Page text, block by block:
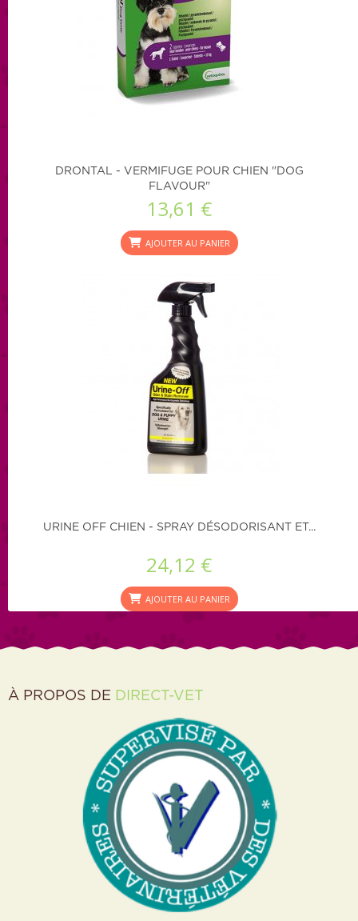
DRONTAL - VERMIFUGE POUR CHIEN "DOG
FLAVOUR"
13,61 €
AJOUTER AU PANIER
URINE OFF CHIEN - SPRAY DÉSODORISANT ET...
24,12 €
AJOUTER AU PANIER
À PROPOS DE DIRECT-VET